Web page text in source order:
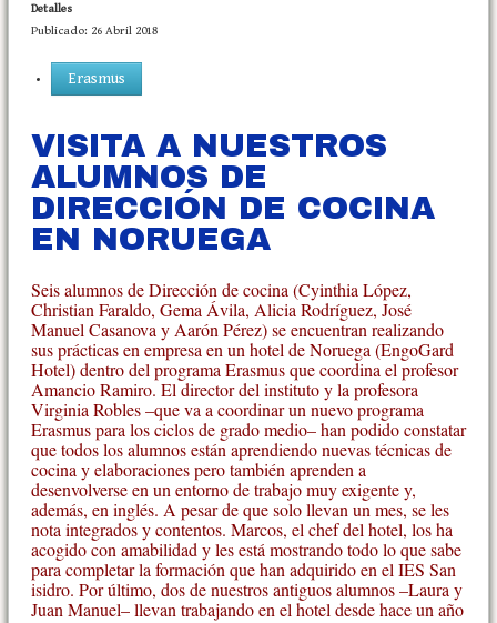
Detalles
Publicado: 26 Abril 2018
Erasmus
VISITA A NUESTROS
ALUMNOS DE
DIRECCIÓN DE COCINA
EN NORUEGA
Seis alumnos de Dirección de cocina (Cyinthia López,
Christian Faraldo, Gema Ávila, Alicia Rodríguez, José
Manuel Casanova y Aarón Pérez) se encuentran realizando
sus prácticas en empresa en un hotel de Noruega (EngoGard
Hotel) dentro del programa Erasmus que coordina el profesor
Amancio Ramiro. El director del instituto y la profesora
Virginia Robles –que va a coordinar un nuevo programa
Erasmus para los ciclos de grado medio– han podido constatar
que todos los alumnos están aprendiendo nuevas técnicas de
cocina y elaboraciones pero también aprenden a
desenvolverse en un entorno de trabajo muy exigente y,
además, en inglés. A pesar de que solo llevan un mes, se les
nota integrados y contentos. Marcos, el chef del hotel, los ha
acogido con amabilidad y les está mostrando todo lo que sabe
para completar la formación que han adquirido en el IES San
isidro. Por último, dos de nuestros antiguos alumnos –Laura y
Juan Manuel– llevan trabajando en el hotel desde hace un año